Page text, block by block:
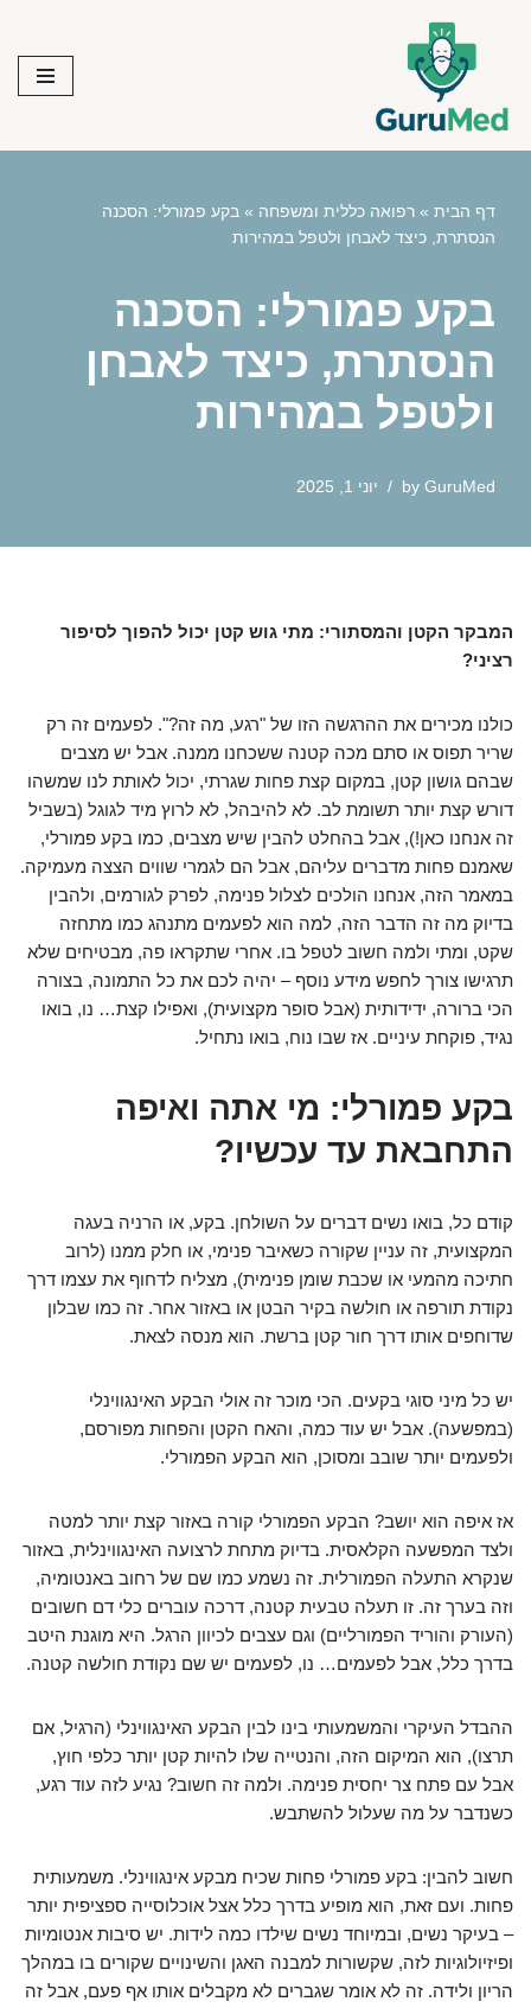
content
דף הבית » רפואה כללית ומשפחה » בקע פמורלי: הסכנה
הנסתרת, כיצד לאבחן ולטפל במהירות
בקע פמורלי: הסכנה
הנסתרת, כיצד לאבחן
ולטפל במהירות
by GuruMed יוני 1, 2025
המבקר הקטן והמסתורי: מתי גוש קטן יכול להפוך לסיפור
רציני?
כולנו מכירים את ההרגשה הזו של "רגע, מה זה?". לפעמים זה רק
שריר תפוס או סתם מכה קטנה ששכחנו ממנה. אבל יש מצבים
שבהם גושון קטן, במקום קצת פחות שגרתי, יכול לאותת לנו שמשהו
דורש קצת יותר תשומת לב. לא להיבהל, לא לרוץ מיד לגוגל (בשביל
זה אנחנו כאן!), אבל בהחלט להבין שיש מצבים, כמו בקע פמורלי,
שאמנם פחות מדברים עליהם, אבל הם לגמרי שווים הצצה מעמיקה.
במאמר הזה, אנחנו הולכים לצלול פנימה, לפרק לגורמים, ולהבין
בדיוק מה זה הדבר הזה, למה הוא לפעמים מתנהג כמו מתחזה
שקט, ומתי ולמה חשוב לטפל בו. אחרי שתקראו פה, מבטיחים שלא
תרגישו צורך לחפש מידע נוסף – יהיה לכם את כל התמונה, בצורה
הכי ברורה, ידידותית (אבל סופר מקצועית), ואפילו קצת… נו, בואו
נגיד, פוקחת עיניים. אז שבו נוח, בואו נתחיל.
בקע פמורלי: מי אתה ואיפה
התחבאת עד עכשיו?
קודם כל, בואו נשים דברים על השולחן. בקע, או הרניה בעגה
המקצועית, זה עניין שקורה כשאיבר פנימי, או חלק ממנו (לרוב
חתיכה מהמעי או שכבת שומן פנימית), מצליח לדחוף את עצמו דרך
נקודת תורפה או חולשה בקיר הבטן או באזור אחר. זה כמו שבלון
שדוחפים אותו דרך חור קטן ברשת. הוא מנסה לצאת.
יש כל מיני סוגי בקעים. הכי מוכר זה אולי הבקע האינגווינלי
(במפשעה). אבל יש עוד כמה, והאח הקטן והפחות מפורסם,
ולפעמים יותר שובב ומסוכן, הוא הבקע הפמורלי.
אז איפה הוא יושב? הבקע הפמורלי קורה באזור קצת יותר למטה
ולצד המפשעה הקלאסית. בדיוק מתחת לרצועה האינגווינלית, באזור
שנקרא התעלה הפמורלית. זה נשמע כמו שם של רחוב באנטומיה,
וזה בערך זה. זו תעלה טבעית קטנה, דרכה עוברים כלי דם חשובים
(העורק והוריד הפמורליים) וגם עצבים לכיוון הרגל. היא מוגנת היטב
בדרך כלל, אבל לפעמים… נו, לפעמים יש שם נקודת חולשה קטנה.
ההבדל העיקרי והמשמעותי בינו לבין הבקע האינגווינלי (הרגיל, אם
תרצו), הוא המיקום הזה, והנטייה שלו להיות קטן יותר כלפי חוץ,
אבל עם פתח צר יחסית פנימה. ולמה זה חשוב? נגיע לזה עוד רגע,
כשנדבר על מה שעלול להשתבש.
חשוב להבין: בקע פמורלי פחות שכיח מבקע אינגווינלי. משמעותית
פחות. ועם זאת, הוא מופיע בדרך כלל אצל אוכלוסייה ספציפית יותר
– בעיקר נשים, ובמיוחד נשים שילדו כמה לידות. יש סיבות אנטומיות
ופיזיולוגיות לזה, שקשורות למבנה האגן והשינויים שקורים בו במהלך
הריון ולידה. זה לא אומר שגברים לא מקבלים אותו אף פעם, אבל זה